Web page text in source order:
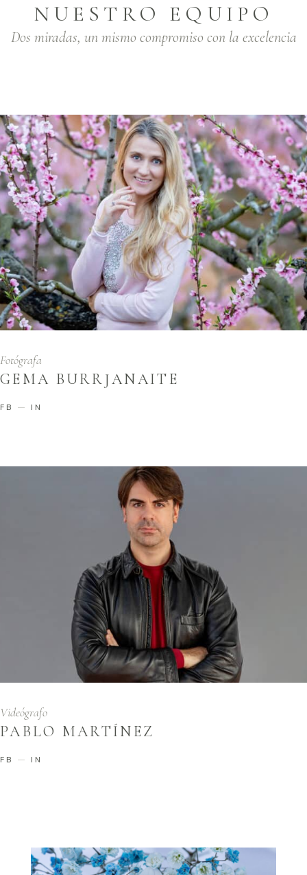
NUESTRO EQUIPO
Dos miradas, un mismo compromiso con la excelencia
Fotógrafa
GEMA BURRJANAITE
FB IN
Videógrafo
PABLO MARTÍNEZ
FB IN